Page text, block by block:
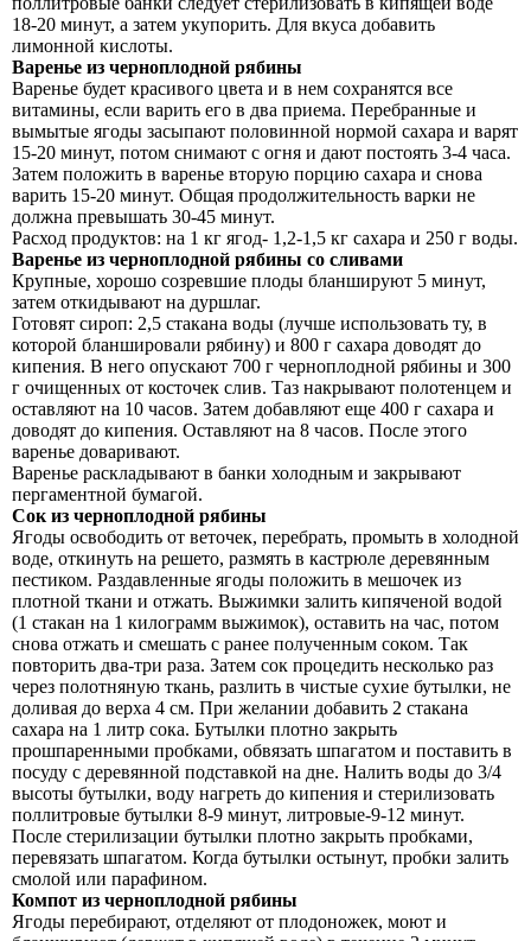
18-20 минут, а затем укупорить. Для вкуса добавить
лимонной кислоты.
Варенье из черноплодной рябины
Варенье будет красивого цвета и в нем сохранятся все
витамины, если варить его в два приема. Перебранные и
вымытые ягоды засыпают половинной нормой сахара и варят
15-20 минут, потом снимают с огня и дают постоять 3-4 часа.
Затем положить в варенье вторую порцию сахара и снова
варить 15-20 минут. Общая продолжительность варки не
должна превышать 30-45 минут.
Расход продуктов: на 1 кг ягод- 1,2-1,5 кг сахара и 250 г воды.
Варенье из черноплодной рябины со сливами
Крупные, хорошо созревшие плоды бланшируют 5 минут,
затем откидывают на дуршлаг.
Готовят сироп: 2,5 стакана воды (лучше использовать ту, в
которой бланшировали рябину) и 800 г сахара доводят до
кипения. В него опускают 700 г черноплодной рябины и 300
г очищенных от косточек слив. Таз накрывают полотенцем и
оставляют на 10 часов. Затем добавляют еще 400 г сахара и
доводят до кипения. Оставляют на 8 часов. После этого
варенье доваривают.
Варенье раскладывают в банки холодным и закрывают
пергаментной бумагой.
Сок из черноплодной рябины
Ягоды освободить от веточек, перебрать, промыть в холодной
воде, откинуть на решето, размять в кастрюле деревянным
пестиком. Раздавленные ягоды положить в мешочек из
плотной ткани и отжать. Выжимки залить кипяченой водой
(1 стакан на 1 килограмм выжимок), оставить на час, потом
снова отжать и смешать с ранее полученным соком. Так
повторить два-три раза. Затем сок процедить несколько раз
через полотняную ткань, разлить в чистые сухие бутылки, не
доливая до верха 4 см. При желании добавить 2 стакана
сахара на 1 литр сока. Бутылки плотно закрыть
прошпаренными пробками, обвязать шпагатом и поставить в
посуду с деревянной подставкой на дне. Налить воды до 3/4
высоты бутылки, воду нагреть до кипения и стерилизовать
поллитровые бутылки 8-9 минут, литровые-9-12 минут.
После стерилизации бутылки плотно закрыть пробками,
перевязать шпагатом. Когда бутылки остынут, пробки залить
смолой или парафином.
Компот из черноплодной рябины
Ягоды перебирают, отделяют от плодоножек, моют и